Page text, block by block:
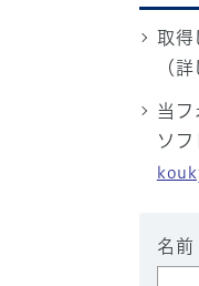
取
（
当フ
ソフ
名前